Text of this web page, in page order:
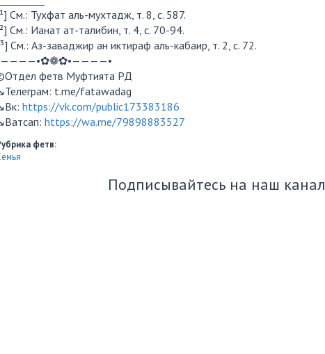
См.: Тухфат аль-мухтадж, т. 8, с. 587.
См.: Ианат ат-талибин, т. 4, с. 70-94.
См.: Аз-заваджир ан иктираф аль-кабаир, т. 2, с. 72.
фетв Муфтията РД
t.me/fatawadag
https://vk.com/public173383186
https://wa.me/79898883527
фетв:
Подписывайтесь на наш канал